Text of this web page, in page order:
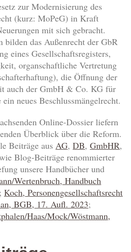
zur Modernisierung des
(kurz: MoPeG) in Kraft
mit sich gebracht.
bilden das Außenrecht der GbR
eines Gesellschaftsregisters,
organschaftliche Vertretung
die Öffnung der
auch der GmbH & Co. KG für
neues Beschlussmängelrecht.
Online-Dossier liefern
Überblick über die Reform.
Beiträge ausAG,DB,GmbHR,
Blog-Beiträge renommierter
unsere Handbücher und
Wertenbruch, Handbuch
;Koch, Personengesellschaftsrecht
BGB, 17. Aufl. 2023;
Haas/Mock/Wöstmann,